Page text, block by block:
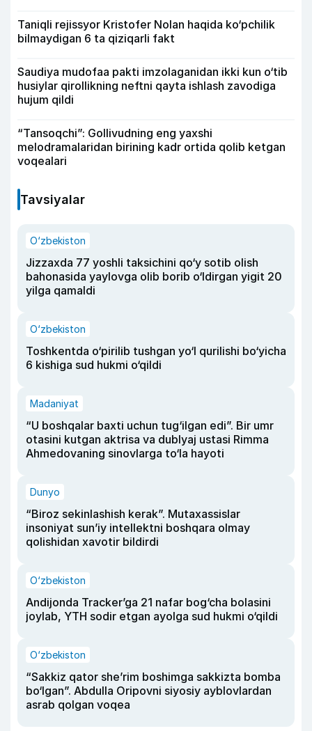
Taniqli rejissyor Kristofer Nolan haqida ko‘pchilik
bilmaydigan 6 ta qiziqarli fakt
Saudiya mudofaa pakti imzolaganidan ikki kun o‘tib
husiylar qirollikning neftni qayta ishlash zavodiga
hujum qildi
“Tansoqchi”: Gollivudning eng yaxshi
melodramalaridan birining kadr ortida qolib ketgan
voqealari
Tavsiyalar
O‘zbekiston
Jizzaxda 77 yoshli taksichini qo‘y sotib olish
bahonasida yaylovga olib borib o‘ldirgan yigit 20
yilga qamaldi
O‘zbekiston
Toshkentda o‘pirilib tushgan yo‘l qurilishi bo‘yicha
6 kishiga sud hukmi o‘qildi
Madaniyat
“U boshqalar baxti uchun tug‘ilgan edi”. Bir umr
otasini kutgan aktrisa va dublyaj ustasi Rimma
Ahmedovaning sinovlarga to‘la hayoti
Dunyo
“Biroz sekinlashish kerak”. Mutaxassislar
insoniyat sun’iy intellektni boshqara olmay
qolishidan xavotir bildirdi
O‘zbekiston
Andijonda Tracker’ga 21 nafar bog‘cha bolasini
joylab, YTH sodir etgan ayolga sud hukmi o‘qildi
O‘zbekiston
“Sakkiz qator she’rim boshimga sakkizta bomba
bo‘lgan”. Abdulla Oripovni siyosiy ayblovlardan
asrab qolgan voqea